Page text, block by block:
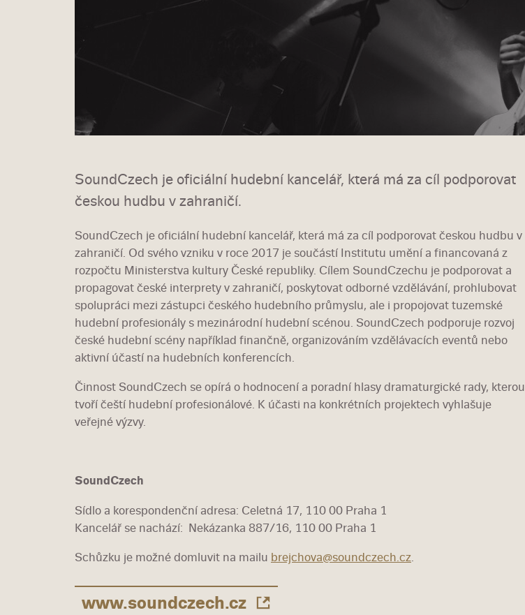
SoundCzech je oficiální hudební kancelář, která má za cíl podporovat
českou hudbu v zahraničí.
SoundCzech je oficiální hudební kancelář, která má za cíl podporovat českou hudbu v
zahraničí. Od svého vzniku v roce 2017 je součástí Institutu umění a financovaná z
rozpočtu Ministerstva kultury České republiky. Cílem SoundCzechu je podporovat a
propagovat české interprety v zahraničí, poskytovat odborné vzdělávání, prohlubovat
spolupráci mezi zástupci českého hudebního průmyslu, ale i propojovat tuzemské
hudební profesionály s mezinárodní hudební scénou. SoundCzech podporuje rozvoj
české hudební scény například finančně, organizováním vzdělávacích eventů nebo
aktivní účastí na hudebních konferencích.
Činnost SoundCzech se opírá o hodnocení a poradní hlasy dramaturgické rady, kterou
tvoří čeští hudební profesionálové. K účasti na konkrétních projektech vyhlašuje
veřejné výzvy.
SoundCzech
Sídlo a korespondenční adresa: Celetná 17, 110 00 Praha 1
Kancelář se nachází: Nekázanka 887/16, 110 00 Praha 1
Schůzku je možné domluvit na mailu brejchova@soundczech.cz.
www.soundczech.cz